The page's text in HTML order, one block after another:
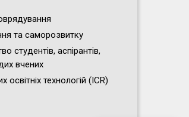
та саморозвитку
студентів, аспірантів,
вчених
освітніх технологій (ICR)